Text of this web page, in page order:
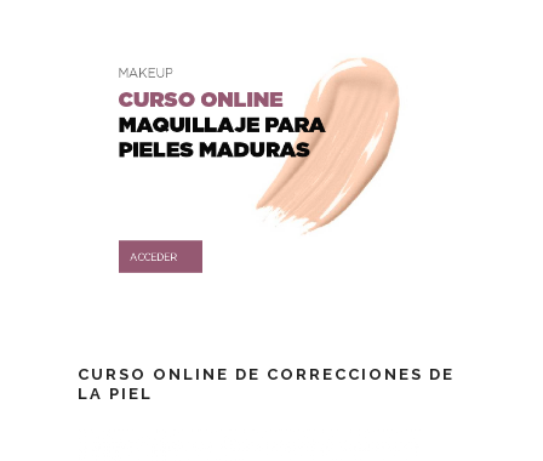
CURSO ONLINE DE CORRECCIONES DE
LA PIEL